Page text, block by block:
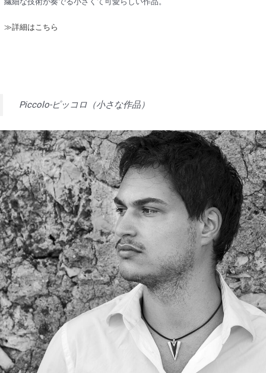
≫詳細はこちら
Piccolo-ピッコロ（小さな作品）